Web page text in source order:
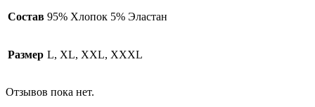
Состав 95% Хлопок 5% Эластан
Размер L, XL, XXL, XXXL
Отзывов пока нет.